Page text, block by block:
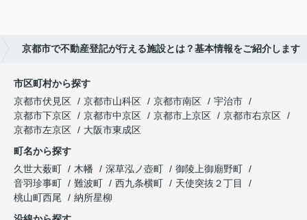
京都市で不動産登記が行える施設とは？基本情報をご紹介します
市区町村から探す
京都市伏見区
京都市山科区 京都市南区
宇治市
京都市下京区
京都市中京区 京都市上京区
京都市右京区
京都市左京区
大阪市東成区
町名から探す
久世大薮町
木幡 深草泓ノ壺町
御陵上御廟野町
音羽珍事町
難波町 西九条横町
天使突抜２丁目
桃山町西尾
納所星柳